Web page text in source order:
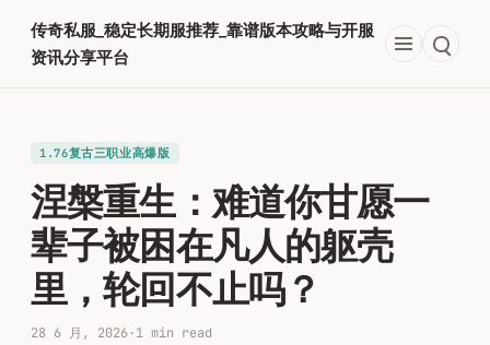
内
传奇私服_稳定长期服推荐_靠谱版本攻略与开服
资讯分享平台
1.76复古三职业高爆版
涅槃重生：难道你甘愿一
辈子被困在凡人的躯壳
里，轮回不止吗？
28 6 月, 2026·1 min read